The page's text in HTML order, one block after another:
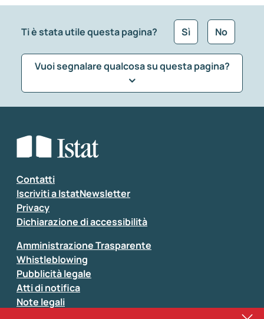
Ti è stata utile questa pagina? Sì No
Vuoi segnalare qualcosa su questa pagina?
Seleziona la tipologia della segnalazione
Inserisci il tuo commento
Contatti
Iscriviti a IstatNewsletter
Privacy
Dichiarazione di accessibilità
Amministrazione Trasparente
Whistleblowing
Pubblicità legale
Atti di notifica
Note legali